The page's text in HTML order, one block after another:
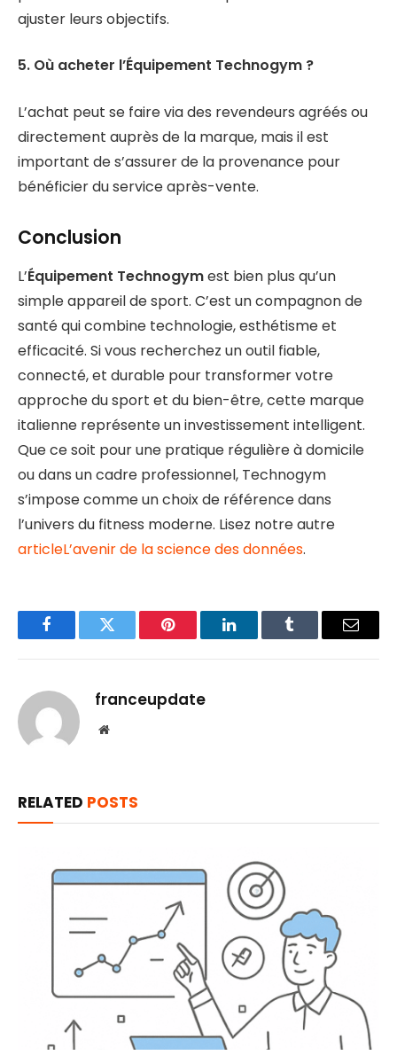
ajuster leurs objectifs.
5. Où acheter l’Équipement Technogym ?
L’achat peut se faire via des revendeurs agréés ou
directement auprès de la marque, mais il est
important de s’assurer de la provenance pour
bénéficier du service après-vente.
Conclusion
L’Équipement Technogymest bien plus qu’un
simple appareil de sport. C’est un compagnon de
santé qui combine technologie, esthétisme et
efficacité. Si vous recherchez un outil fiable,
connecté, et durable pour transformer votre
approche du sport et du bien-être, cette marque
italienne représente un investissement intelligent.
Que ce soit pour une pratique régulière à domicile
ou dans un cadre professionnel, Technogym
s’impose comme un choix de référence dans
l’univers du fitness moderne. Lisez notre autre
articleL’avenir de la science des données.
FacebookTwitter Pinterest LinkedInTumblr Email
franceupdate
Website
RELATED POSTS